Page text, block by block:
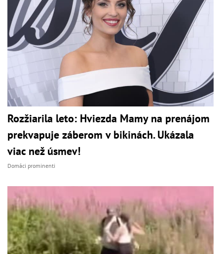
Rozžiarila leto: Hviezda Mamy na prenájom
prekvapuje záberom v bikinách. Ukázala
viac než úsmev!
Domáci prominenti